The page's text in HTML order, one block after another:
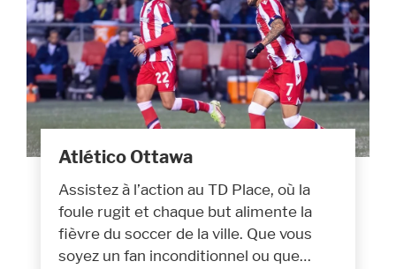
Atlético Ottawa
Assistez à l’action au TD Place, où la
foule rugit et chaque but alimente la
fièvre du soccer de la ville. Que vous
soyez un fan inconditionnel ou que…